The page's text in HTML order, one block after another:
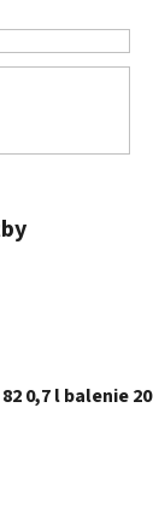
0,7 l balenie 20